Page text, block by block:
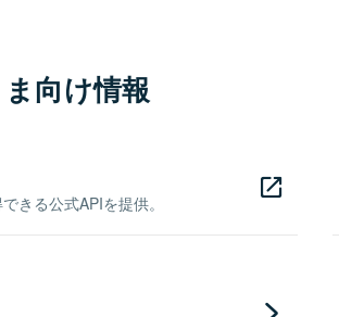
向け情報
きる公式APIを提供。